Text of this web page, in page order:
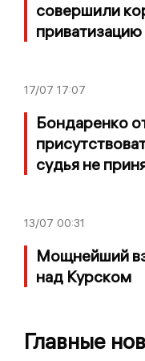
совершили
приватизацию
17/07 17:07
Бондаренко
судья не
13/07 00:31
Мощнейший
над Курском
Главные